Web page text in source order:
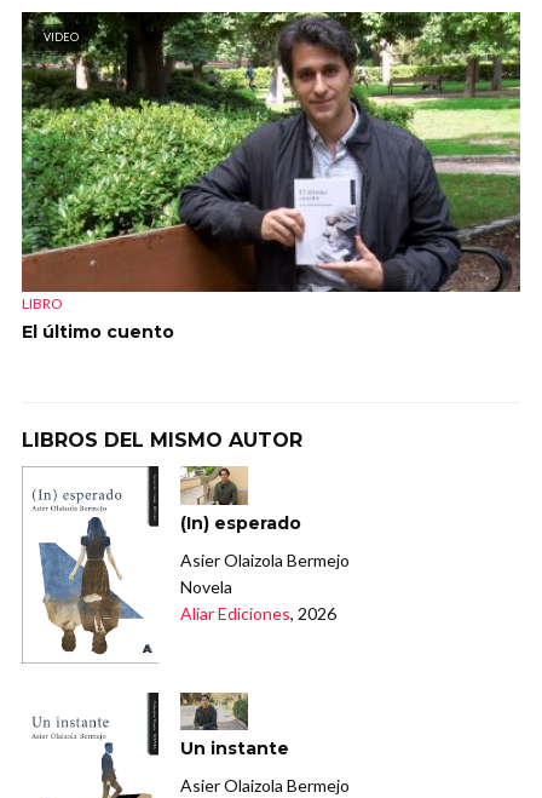
VIDEO
LIBRO
El último cuento
LIBROS DEL MISMO AUTOR
(In) esperado
Asier Olaizola Bermejo
Novela
Aliar Ediciones, 2026
Un instante
Asier Olaizola Bermejo